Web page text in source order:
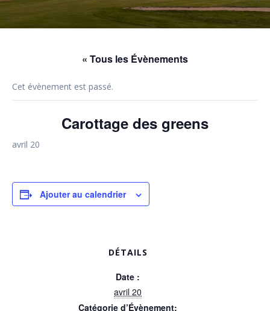
« Tous les Évènements
Cet évènement est passé.
Carottage des greens
avril 20
Ajouter au calendrier
DÉTAILS
Date :
avril 20
Catégorie d’Évènement: